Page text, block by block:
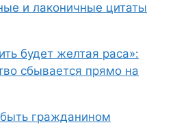
и лаконичные цитаты
будет желтая раса»:
сбывается прямо на
гражданином